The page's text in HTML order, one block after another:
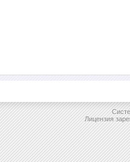
Лицензия